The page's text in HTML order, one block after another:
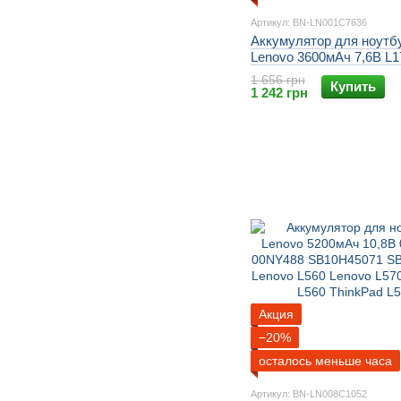
Артикул: BN-LN001C7636
Аккумулятор для
Lenovo 3600мАч 7,6В
L17M2PF0 L17M2PF1
lenovo 330 IdeaPad 330g
1 656 грн
1 242 грн Купить
Акция
−20%
осталось меньше часа
Артикул: BN-LN008C1052